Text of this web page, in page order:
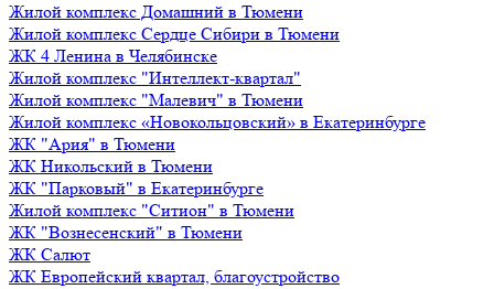
Жилой комплекс Домашний в Тюмени
Жилой комплекс Сердце Сибири в Тюмени
ЖК 4 Ленина в Челябинске
Жилой комплекс "Интеллект-квартал"
Жилой комплекс "Малевич" в Тюмени
Жилой комплекс «Новокольцовский» в Екатеринбурге
ЖК "Ария" в Тюмени
ЖК Никольский в Тюмени
ЖК "Парковый" в Екатеринбурге
Жилой комплекс "Ситион" в Тюмени
ЖК "Вознесенский" в Тюмени
ЖК Салют
ЖК Европейский квартал, благоустройство